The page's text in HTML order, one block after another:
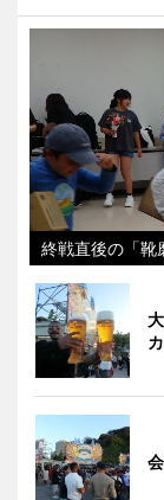
終戦直後の「靴